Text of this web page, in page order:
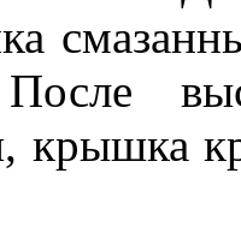
После
крышка